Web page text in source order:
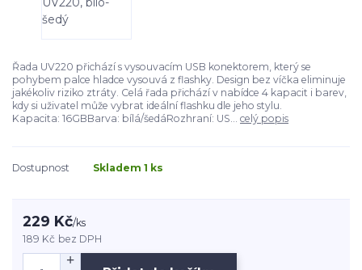
Řada UV220 přichází s vysouvacím USB konektorem, který se
pohybem palce hladce vysouvá z flashky. Design bez víčka eliminuje
jakékoliv riziko ztráty. Celá řada přichází v nabídce 4 kapacit i barev,
kdy si uživatel může vybrat ideální flashku dle jeho stylu.
Kapacita: 16GBBarva: bílá/šedáRozhraní: US... celý popis
Dostupnost Skladem 1 ks
229 Kč/ks
189 Kč bez DPH